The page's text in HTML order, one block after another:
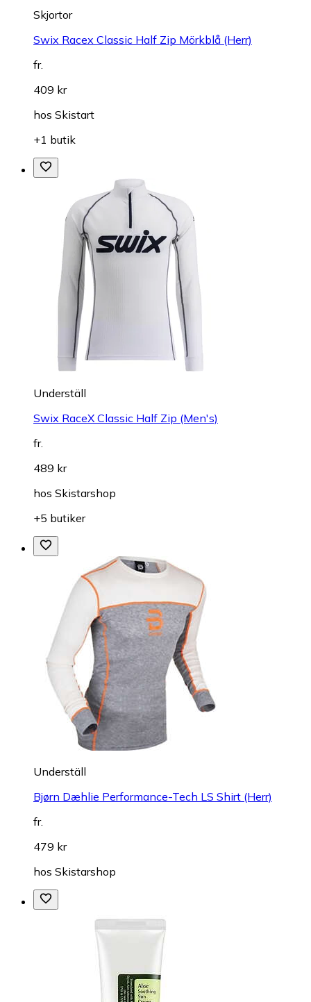
Skjortor
Swix Racex Classic Half Zip Mörkblå (Herr)
fr.
409 kr
hos Skistart
+1 butik
Underställ
Swix RaceX Classic Half Zip (Men's)
fr.
489 kr
hos Skistarshop
+5 butiker
Underställ
Bjørn Dæhlie Performance-Tech LS Shirt (Herr)
fr.
479 kr
hos Skistarshop